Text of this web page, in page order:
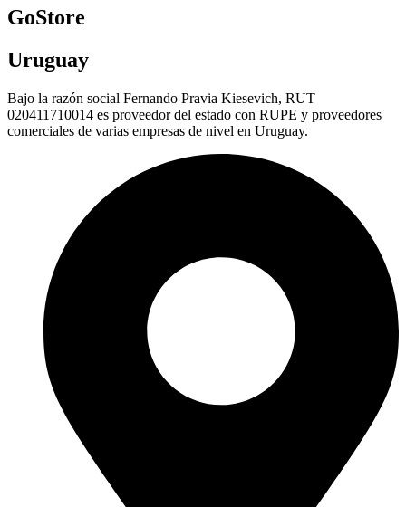
GoStore
Uruguay
Bajo la razón social Fernando Pravia Kiesevich, RUT
020411710014 es proveedor del estado con RUPE y proveedores
comerciales de varias empresas de nivel en Uruguay.